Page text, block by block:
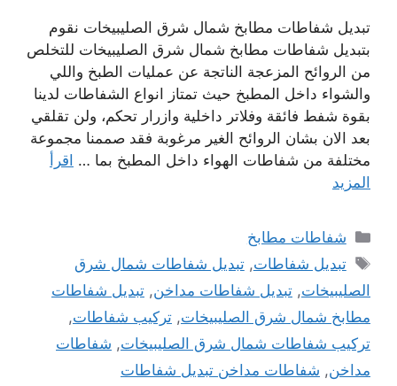
تبديل شفاطات مطابخ شمال شرق الصليبيخات نقوم
بتبديل شفاطات مطابخ شمال شرق الصليبيخات للتخلص
من الروائح المزعجة الناتجة عن عمليات الطبخ واللي
والشواء داخل المطبخ حيث تمتاز انواع الشفاطات لدينا
بقوة شفط فائقة وفلاتر داخلية وازرار تحكم، ولن تقلقي
بعد الان بشان الروائح الغير مرغوبة فقد صممنا مجموعة
مختلفة من شفاطات الهواء داخل المطبخ بما … اقرأ
المزيد
التصنيفات
شفاطات مطابخ
الوسوم
تبديل شفاطات,تبديل شفاطات شمال شرق
الصليبيخات, تبديل شفاطات مداخن, تبديل شفاطات
مطابخ شمال شرق الصليبيخات, تركيب شفاطات,
تركيب شفاطات شمال شرق الصليبيخات, شفاطات
مداخن, شفاطات مداخن تبديل شفاطات